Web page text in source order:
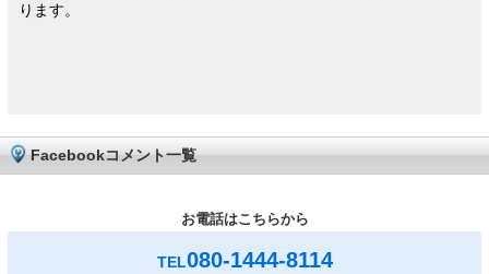
ります。
Facebookコメント一覧
お電話はこちらから
TEL080-1444-8114